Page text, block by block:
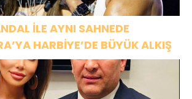
İLE AYNI SAHNEDE
HARBİYE’DE BÜYÜK ALKIŞ